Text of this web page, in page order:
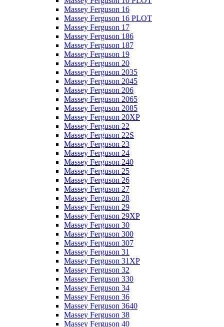
Massey Ferguson 16
Massey Ferguson 16 PLOT
Massey Ferguson 17
Massey Ferguson 186
Massey Ferguson 187
Massey Ferguson 19
Massey Ferguson 20
Massey Ferguson 2035
Massey Ferguson 2045
Massey Ferguson 206
Massey Ferguson 2065
Massey Ferguson 2085
Massey Ferguson 20XP
Massey Ferguson 22
Massey Ferguson 22S
Massey Ferguson 23
Massey Ferguson 24
Massey Ferguson 240
Massey Ferguson 25
Massey Ferguson 26
Massey Ferguson 27
Massey Ferguson 28
Massey Ferguson 29
Massey Ferguson 29XP
Massey Ferguson 30
Massey Ferguson 300
Massey Ferguson 307
Massey Ferguson 31
Massey Ferguson 31XP
Massey Ferguson 32
Massey Ferguson 330
Massey Ferguson 34
Massey Ferguson 36
Massey Ferguson 3640
Massey Ferguson 38
Massey Ferguson 40